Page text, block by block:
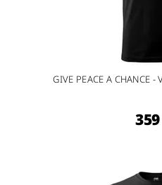
GIVE PEACE A CHANCE -